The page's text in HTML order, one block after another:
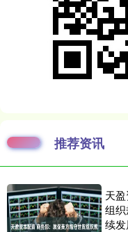
推荐资讯
天
组
续发